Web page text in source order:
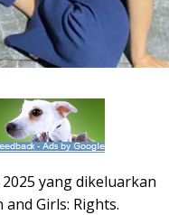
yang dikeluarkan
and Girls: Rights.